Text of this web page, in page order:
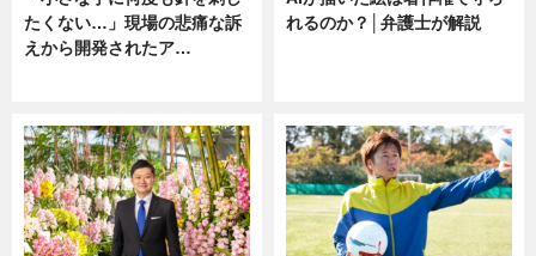
たくない…」現場の悲痛な訴
えから開発されたア…
れるのか？│弁護士が解説